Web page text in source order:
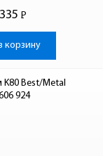
335 Р
-
корзину
K80 Best/Metal
924